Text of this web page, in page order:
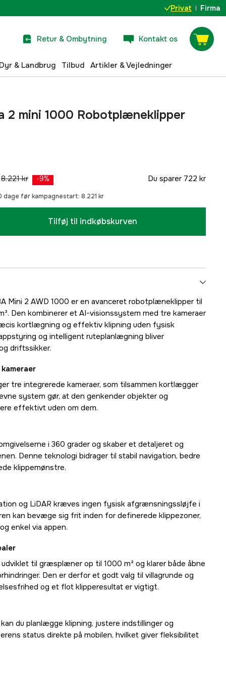
Privat Firma
Retur & Ombytning Kontakt os
Dyr & Landbrug Tilbud Artikler & Vejledninger
2 mini 1000 Robotplæneklipper
8.221 kr -9% Du sparer 722 kr
dage før kampagnestart: 8.221 kr
Tilføj til indkøbskurven
Mini 2 AWD 1000 er en avanceret robotplæneklipper til
Den kombinerer et AI-visionssystem med tre kameraer
kortlægning og effektiv klipning uden fysisk
og intelligent ruteplanlægning bliver
driftssikker.
tre integrerede kameraer, som tilsammen kortlægger
system gør, at den genkender objekter og
effektivt uden om dem.
i 360 grader og skaber et detaljeret og
Denne teknologi bidrager til stabil navigation, bedre
klippemønstre.
og LiDAR kræves ingen fysisk afgrænsningssløjfe i
kan bevæge sig frit inden for definerede klippezoner,
enkel via appen.
udviklet til græsplæner op til 1000 m² og klarer både åbne
Den er derfor et godt valg til villagrunde og
og et flot klipperesultat er vigtigt.
du planlægge klipning, justere indstillinger og
status direkte på mobilen, hvilket giver fleksibilitet